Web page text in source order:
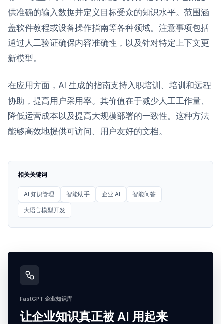
供准确的输入数据并定义目标受众的知识水平。范围涵
盖软件教程或设备操作指南等各种领域。注意事项包括
通过人工验证确保内容准确性，以及针对特定上下文更
新模型。
在应用方面，AI 生成的指南支持入职培训、培训和远程
协助，提高用户采用率。其价值在于减少人工工作量、
降低运营成本以及提高大规模部署的一致性。这种方法
能够高效地提供可访问、用户友好的文档。
相关关键词
AI 知识管理 智能助手 企业 AI 智能问答
大语言模型开发
FastGPT 企业知识库
让企业知识真正被 AI 用起来